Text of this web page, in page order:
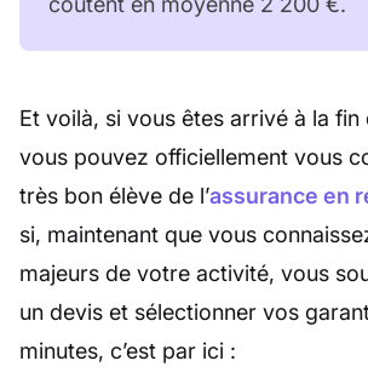
Et voilà, si vous êtes arrivé à la
vous pouvez officiellement vous
très bon élève de l’assurance en
si, maintenant que vous
majeurs de votre activité, vous
un devis et sélectionner vos
minutes, c’est par ici :